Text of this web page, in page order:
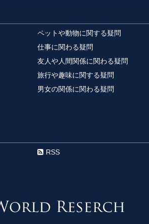
るのでしょうか？ ...
相撲は神事かス
相撲といえば昔から
バスケ部のマネ
部活動でマネージャ
ペットや動物に関する疑問
仕事に関わる疑問
友人や人間関係に関わる疑問
旅行や趣味に関する疑問
男女の関係に関わる疑問
RSS